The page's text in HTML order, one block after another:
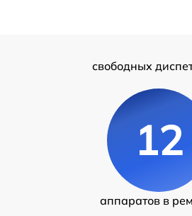
свободных
12
аппаратов в